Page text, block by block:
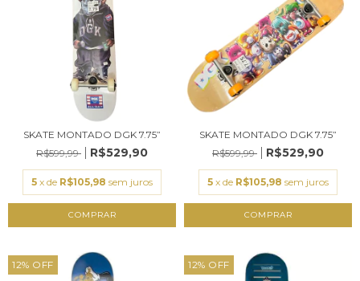
SKATE MONTADO DGK 7.75”
R$599,99
R$529,90
5 x de R$105,98 sem juros
SKATE MONTADO DGK 7.75”
R$599,99
R$529,90
5 x de R$105,98 sem juros
12% OFF 12% OFF